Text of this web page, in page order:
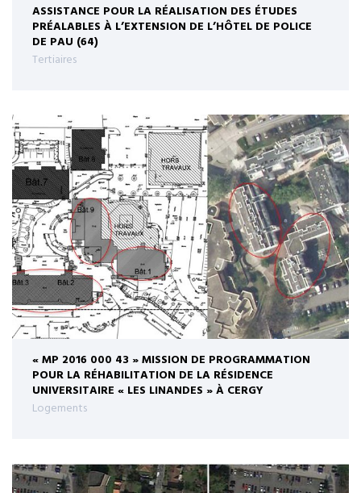
ASSISTANCE POUR LA RÉALISATION DES ÉTUDES
PRÉALABLES À L’EXTENSION DE L’HÔTEL DE POLICE
DE PAU (64)
Tertiaires
« MP 2016 000 43 » MISSION DE PROGRAMMATION
POUR LA RÉHABILITATION DE LA RÉSIDENCE
UNIVERSITAIRE « LES LINANDES » À CERGY
Logements